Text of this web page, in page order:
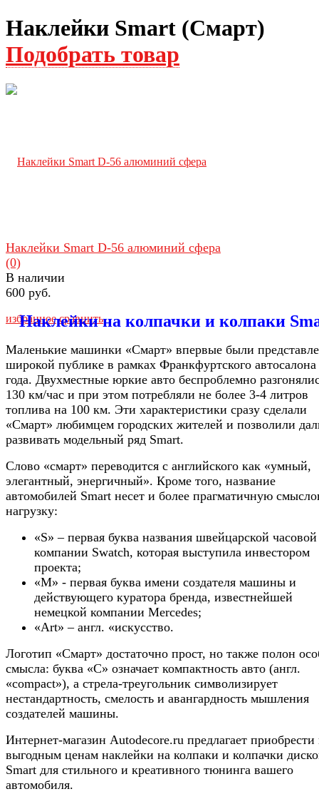
Наклейки Smart (Смарт)
Подобрать товар
избранное сравнить
Наклейки Smart D-56 алюминий сфера
(0)
В наличии
600 руб.
Наклейки на колпачки и колпаки
Маленькие машинки «Смарт» впервые были
широкой публике в рамках Франкфуртского автосалона
года. Двухместные юркие авто беспроблемно
130 км/час и при этом потребляли не более 3-4 литров
топлива на 100 км. Эти характеристики сразу сделали
«Смарт» любимцем городских жителей и позволили
развивать модельный ряд Smart.
Слово «смарт» переводится с английского как «умный,
элегантный, энергичный». Кроме того, название
автомобилей Smart несет и более прагматичную
нагрузку:
«S» – первая буква названия швейцарской часовой
компании Swatch, которая выступила инвестором
проекта;
«M» - первая буква имени создателя машины и
действующего куратора бренда, известнейшей
немецкой компании Mercedes;
«Art» – англ. «искусство.
Логотип «Смарт» достаточно прост, но также полон
смысла: буква «С» означает компактность авто (англ.
«compact»), а стрела-треугольник символизирует
нестандартность, смелость и авангардность мышления
создателей машины.
Интернет-магазин Autodecore.ru предлагает приобрести
выгодным ценам наклейки на колпаки и колпачки
Smart для стильного и креативного тюнинга вашего
автомобиля.